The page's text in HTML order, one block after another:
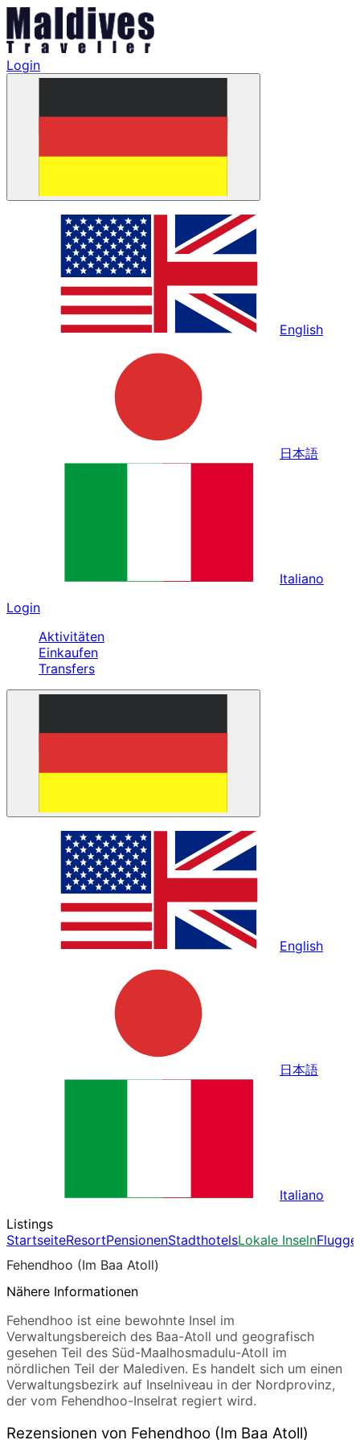
Login
English
日本語
Italiano
Login
Aktivitäten
Einkaufen
Transfers
English
日本語
Italiano
Listings
StartseiteResortPensionenStadthotelsLokale Inseln
Fehendhoo (Im Baa Atoll)
Nähere Informationen
Fehendhoo ist eine bewohnte Insel im
Verwaltungsbereich des Baa-Atoll und geografisch
gesehen Teil des Süd-Maalhosmadulu-Atoll im
nördlichen Teil der Malediven. Es handelt sich um einen
Verwaltungsbezirk auf Inselniveau in der Nordprovinz,
der vom Fehendhoo-Inselrat regiert wird.
Rezensionen von Fehendhoo (Im Baa Atoll)